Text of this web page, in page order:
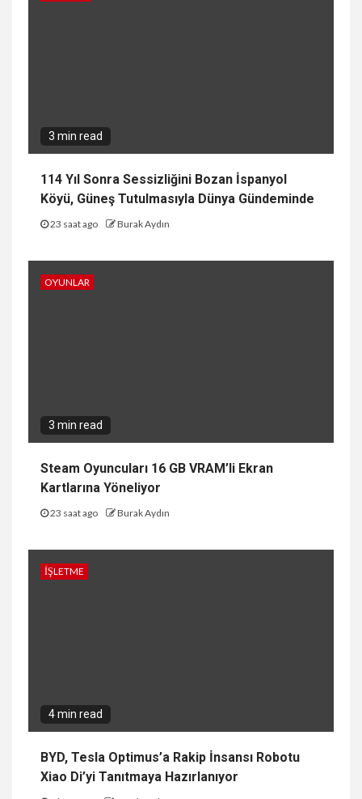
3 min read
114 Yıl Sonra Sessizliğini Bozan İspanyol
Köyü, Güneş Tutulmasıyla Dünya Gündeminde
23 saat ago Burak Aydın
OYUNLAR
3 min read
Steam Oyuncuları 16 GB VRAM’li Ekran
Kartlarına Yöneliyor
23 saat ago Burak Aydın
İŞLETME
4 min read
BYD, Tesla Optimus’a Rakip İnsansı Robotu
Xiao Di’yi Tanıtmaya Hazırlanıyor